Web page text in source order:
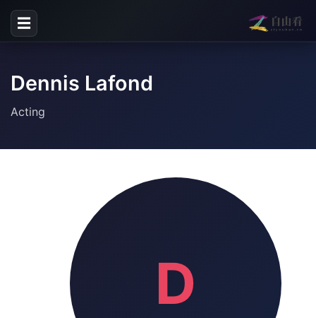
☰
Dennis Lafond
Acting
D